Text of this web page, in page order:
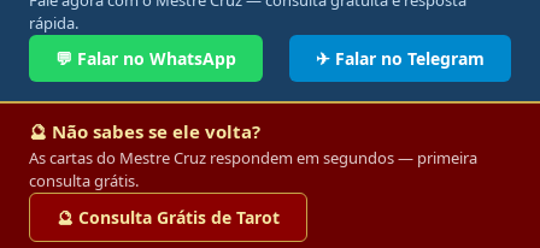
rápida.
💬 Falar no WhatsApp ✈ Falar no Telegram
🔮 Não sabes se ele volta?
As cartas do Mestre Cruz respondem em segundos — primeira
consulta grátis.
🔮 Consulta Grátis de Tarot